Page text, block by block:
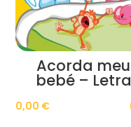
Acorda meu
bebé – Letra
0,00 €